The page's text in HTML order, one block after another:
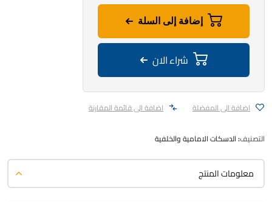
إضافة إلى السلة
شراء الان
اضافة الى المفضلة اضافة الى قائمة المقارنة
التصنيف:الدسكات الامامية والخلفية
معلومات المنتج